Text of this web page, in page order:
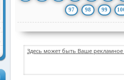
97 98 99
Здесь может быть Ваше